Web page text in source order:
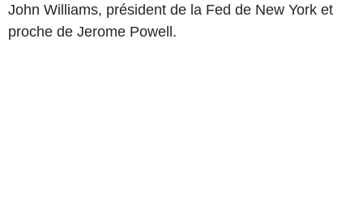
John Williams, président de la Fed de New York et
proche de Jerome Powell.